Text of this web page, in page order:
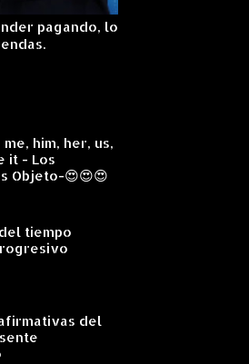
pagando, lo
me, him, her, us,
it - Los
Objeto-😍😍😍
tiempo
del